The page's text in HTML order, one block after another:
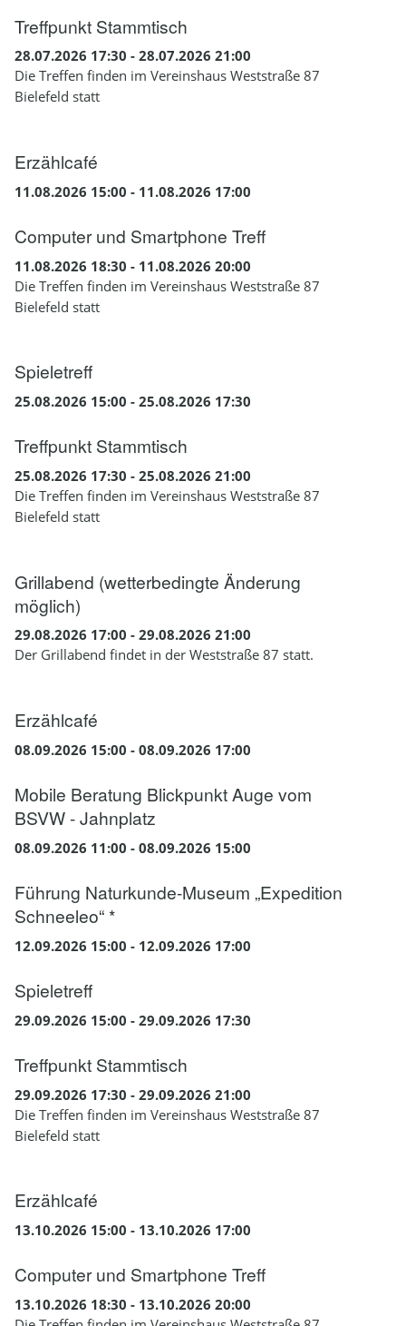
Treffpunkt Stammtisch
28.07.2026 17:30 - 28.07.2026 21:00
Die Treffen finden im Vereinshaus Weststraße 87
Bielefeld statt
Erzählcafé
11.08.2026 15:00 - 11.08.2026 17:00
Computer und Smartphone Treff
11.08.2026 18:30 - 11.08.2026 20:00
Die Treffen finden im Vereinshaus Weststraße 87
Bielefeld statt
Spieletreff
25.08.2026 15:00 - 25.08.2026 17:30
Treffpunkt Stammtisch
25.08.2026 17:30 - 25.08.2026 21:00
Die Treffen finden im Vereinshaus Weststraße 87
Bielefeld statt
Grillabend (wetterbedingte Änderung
möglich)
29.08.2026 17:00 - 29.08.2026 21:00
Der Grillabend findet in der Weststraße 87 statt.
Erzählcafé
08.09.2026 15:00 - 08.09.2026 17:00
Mobile Beratung Blickpunkt Auge vom
BSVW - Jahnplatz
08.09.2026 11:00 - 08.09.2026 15:00
Führung Naturkunde-Museum „Expedition
Schneeleo“ *
12.09.2026 15:00 - 12.09.2026 17:00
Spieletreff
29.09.2026 15:00 - 29.09.2026 17:30
Treffpunkt Stammtisch
29.09.2026 17:30 - 29.09.2026 21:00
Die Treffen finden im Vereinshaus Weststraße 87
Bielefeld statt
Erzählcafé
13.10.2026 15:00 - 13.10.2026 17:00
Computer und Smartphone Treff
13.10.2026 18:30 - 13.10.2026 20:00